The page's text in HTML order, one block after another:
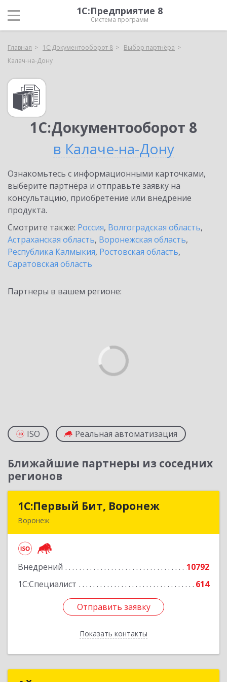
1С:Предприятие 8
Система программ
Главная 1С:Документооборот 8
Выбор партнёра
Калач-на-Дону
1С:Документооборот 8
в Калаче-на-Дону
Ознакомьтесь с информационными карточками,
выберите партнёра и отправьте заявку на
консультацию, приобретение или внедрение
продукта.
Смотрите также: Россия, Волгоградская область,
Астраханская область, Воронежская область,
Республика Калмыкия, Ростовская область,
Саратовская область
Партнеры в вашем регионе:
ISO Реальная автоматизация
Ближайшие партнеры из соседних
регионов
1С:Первый Бит, Воронеж
Воронеж
Внедрений
10792
1С:Специалист
614
Отправить заявку
Показать контакты
1С:Первый Бит, Воронеж
Подробнее
Отправить заявку
Назад